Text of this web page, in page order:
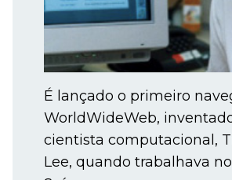
É lançado o primeiro
WorldWideWeb,
cientista computacional,
Lee, quando trabalhava no